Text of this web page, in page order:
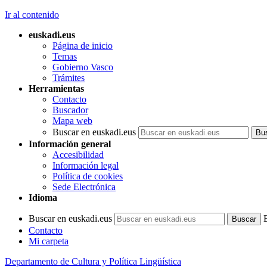
Ir al contenido
euskadi.eus
Página de inicio
Temas
Gobierno Vasco
Trámites
Herramientas
Contacto
Buscador
Mapa web
Buscar en euskadi.eus
Información general
Accesibilidad
Información legal
Política de cookies
Sede Electrónica
Idioma
Buscar en euskadi.eus
Contacto
Mi carpeta
Departamento de Cultura y Política Lingüística